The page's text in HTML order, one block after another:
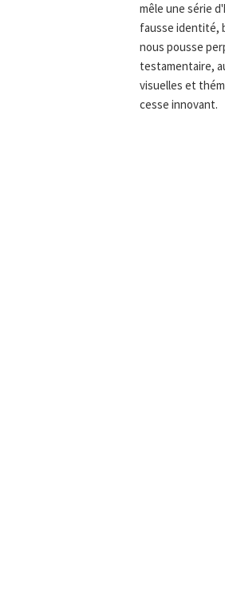
mêle une série
fausse identité,
nous pousse
testamentaire,
visuelles et
cesse innovant.